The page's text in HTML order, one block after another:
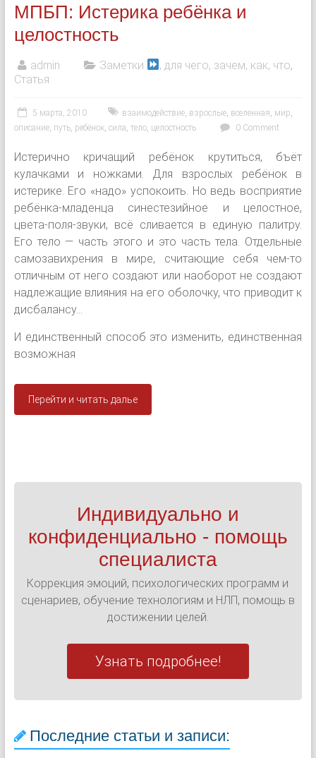
МПБП: Истерика ребёнка и
целостность
admin Заметки , для чего, зачем, как, что,
Статья
5 марта, 2010 взаимодействие, взрослые, вселенная мир
описание, путь, ребёнок, сила тело, целостность 0 Comment
Истерично кричащий ребёнок крутиться, бъёт
кулачками и ножками. Для взрослых ребёнок в
истерике. Его «надо» успокоить. Но ведь восприятие
ребёнка-младенца синестезийное и целостное,
цвета-поля-звуки, всё сливается в единую палитру.
Его тело — часть этого и это часть тела. Отдельные
самозавихрения в мире, считающие себя чем-то
отличным от него создают или наоборот не создают
надлежащие влияния на его оболочку, что приводит к
дисбалансу...
И единственный способ это изменить, единственная
возможная
Перейти и читать далье
Индивидуально и
конфиденциально - помощь
специалиста
Коррекция эмоций, психологических программ и
сценариев, обучение технологиям и НЛП, помощь в
достижении целей.
Узнать подробнее!
Последние статьи и записи: